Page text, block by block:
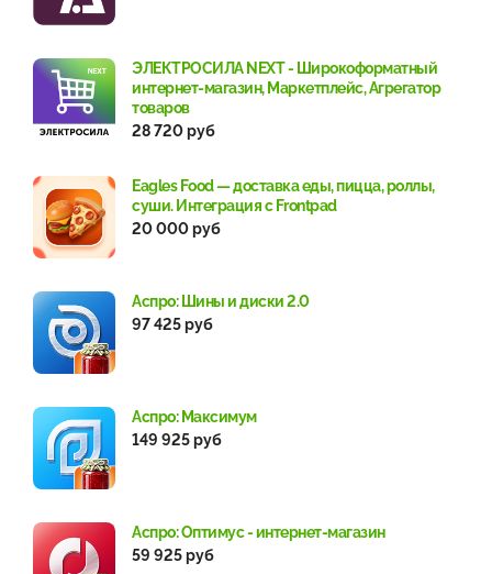
ЭЛЕКТРОСИЛА NEXT - Широкоформатный
интернет-магазин, Маркетплейс, Агрегатор
товаров
28 720 руб
Eagles Food — доставка еды, пицца, роллы,
суши. Интеграция с Frontpad
20 000 руб
Аспро: Шины и диски 2.0
97 425 руб
Аспро: Максимум
149 925 руб
Аспро: Оптимус - интернет-магазин
59 925 руб